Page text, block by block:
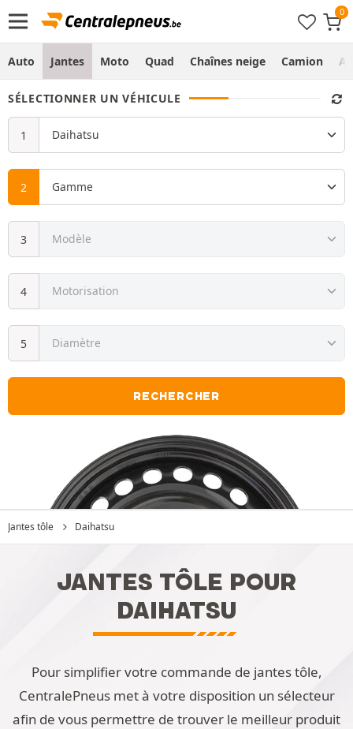
Auto Jantes Moto Quad Chaînes neige Camion
SÉLECTIONNER UN VÉHICULE
RECHERCHER
Jantes tôle Daihatsu
JANTES TÔLE POUR
DAIHATSU
Pour simplifier votre commande de jantes tôle,
CentralePneus met à votre disposition un sélecteur
afin de vous permettre de trouver le meilleur produit